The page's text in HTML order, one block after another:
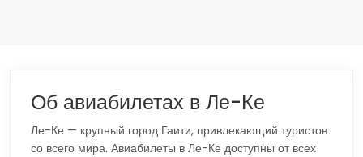
Об авиабилетах в Ле-Ке
Ле-Ке — крупный город Гаити, привлекающий туристов
со всего мира. Авиабилеты в Ле-Ке доступны от всех